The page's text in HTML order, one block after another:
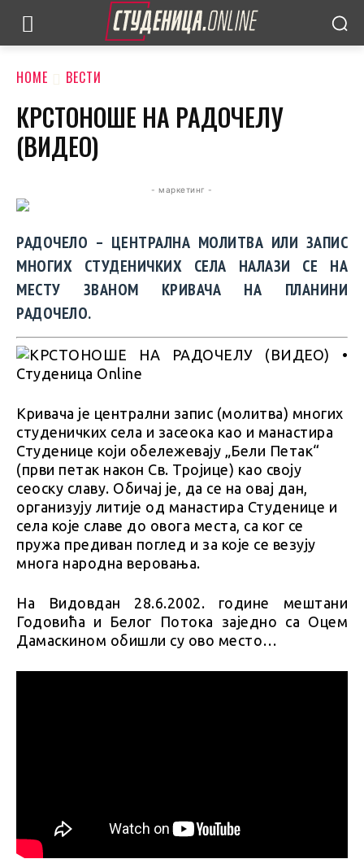
HOME ВЕСТИ
КРСТОНОШЕ НА РАДОЧЕЛУ
(ВИДЕО)
- маркетинг -
РАДОЧЕЛО – ЦЕНТРАЛНА МОЛИТВА ИЛИ ЗАПИС
МНОГИХ СТУДЕНИЧКИХ СЕЛА НАЛАЗИ СЕ НА
МЕСТУ ЗВАНОМ КРИВАЧА НА ПЛАНИНИ
РАДОЧЕЛО.
Кривача је централни запис (молитва) многих
студеничких села и засеока као и манастира
Студенице који обележевају „Бели Петак“
(први петак након Св. Тројице) као своју
сеоску славу. Обичај је, да се на овај дан,
организују литије од манастира Студенице и
села које славе до овога места, са ког се
пружа предиван поглед и за које се везују
многа народна веровања.
На Видовдан 28.6.2002. године мештани
Годовића и Белог Потока заједно са Оцем
Дамаскином обишли су ово место…